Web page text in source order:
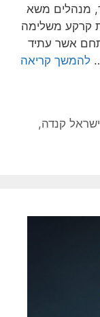
מנהלים משא
קרקע משלימה
אשר עתיד
להמשך קריאה
ישראל קנדה,